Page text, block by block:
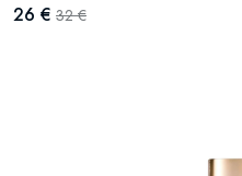
26 € 32 €